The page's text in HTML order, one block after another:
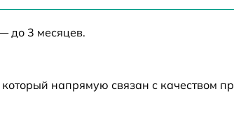
от 60 мин
от 60 мин
до 3 месяцев.
напрямую связан с качеством